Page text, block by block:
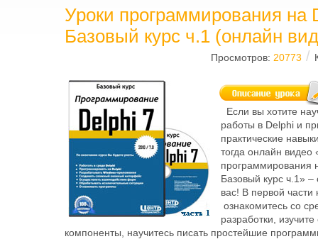
Уроки программирования на
Базовый курс ч.1 (онлайн
Просмотров: 20773 /
Если вы хотите
работы в Delphi и
практические
тогда онлайн видео
программирования
Базовый курс ч.1»
вас! В первой части
ознакомитесь со
разработки,
компоненты, научитесь писать простейшие